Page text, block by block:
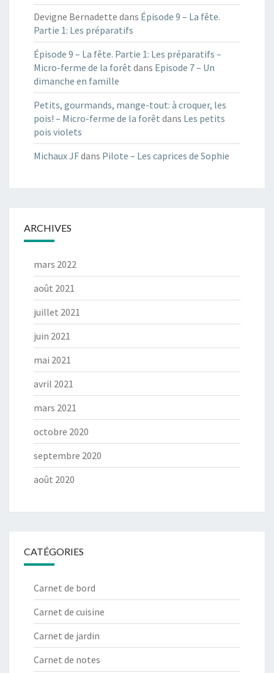
Devigne Bernadette dans Épisode 9 – La fête.
Partie 1: Les préparatifs
Épisode 9 – La fête. Partie 1: Les préparatifs –
Micro-ferme de la forêt dans Episode 7 – Un
dimanche en famille
Petits, gourmands, mange-tout: à croquer, les
pois! – Micro-ferme de la forêt dans Les petits
pois violets
Michaux JFdans Pilote – Les caprices de Sophie
ARCHIVES
mars 2022
août 2021
juillet 2021
juin 2021
mai 2021
avril 2021
mars 2021
octobre 2020
septembre 2020
août 2020
CATÉGORIES
Carnet de bord
Carnet de cuisine
Carnet de jardin
Carnet de notes